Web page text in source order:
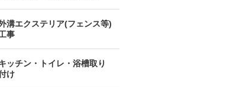
溝エクステリア(フェンス等)
事
ッチン・トイレ・浴槽取り
け